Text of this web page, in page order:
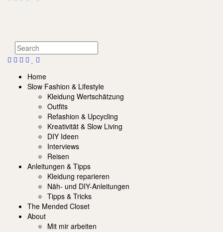
Home
Slow Fashion & Lifestyle
Kleidung Wertschätzung
Outfits
Refashion & Upcycling
Kreativität & Slow Living
DIY Ideen
Interviews
Reisen
Anleitungen & Tipps
Kleidung reparieren
Näh- und DIY-Anleitungen
Tipps & Tricks
The Mended Closet
About
Mit mir arbeiten